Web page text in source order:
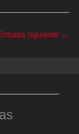
siguiente →